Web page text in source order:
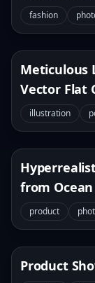
fashion
Meticulous
Vector Flat
illustration
from Ocean
product
Product